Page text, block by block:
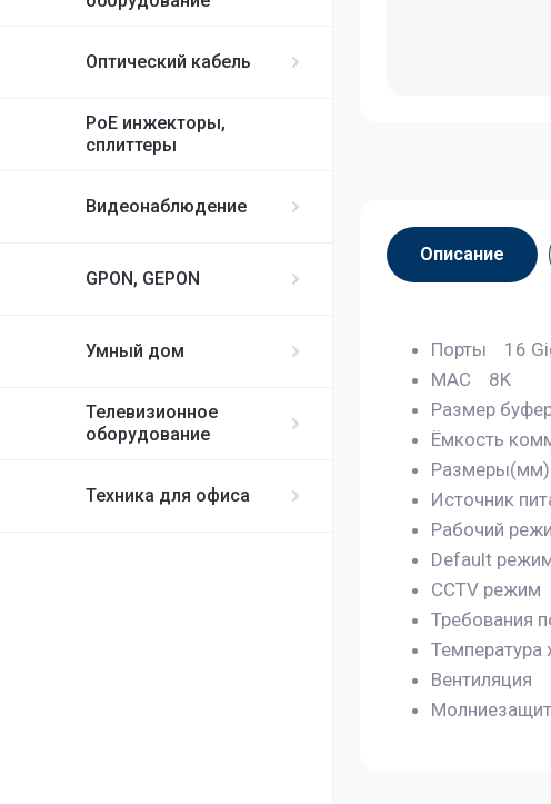
Оптический кабель
PoE инжекторы,
сплиттеры
Видеонаблюдение
GPON, GEPON
Умный дом
Телевизионное
оборудование
Техника для офиса
Описание
Порты 16
MAC 8K
Размер
Ёмкость
Источник
Рабочий
Default
CCTV режим
Требования
Температура
Вентиляция